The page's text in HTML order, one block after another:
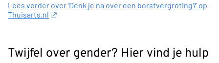
Lees verder over 'Denk je na over een borstvergroting?' op
Thuisarts.nl
Twijfel over gender? Hier vind je hulp